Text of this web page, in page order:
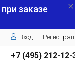
при заказе
Вход
+7 (495) 212-12-